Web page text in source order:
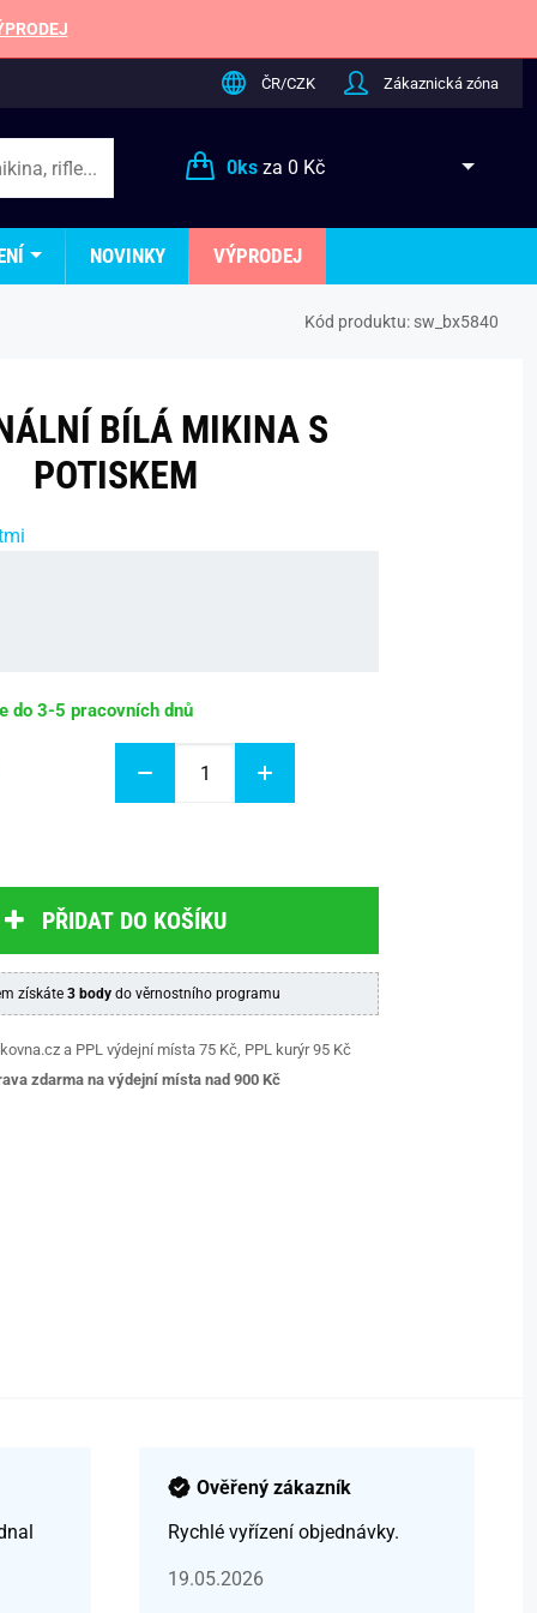
ČR/CZK Zákaznická zóna
0ksza 0 Kč
NOVINKY VÝPRODEJ
Kód produktu: sw_bx5840
BÍLÁ MIKINA S
POTISKEM
do 3-5 pracovních dnů
PŘIDAT DO KOŠÍKU
získáte 3 bodydo věrnostního programu
a PPL výdejní místa 75 Kč, PPL kurýr 95 Kč
zdarma na výdejní místa nad 900 Kč
Ověřený zákazník
Rychlé vyřízení objednávky.
19.05.2026